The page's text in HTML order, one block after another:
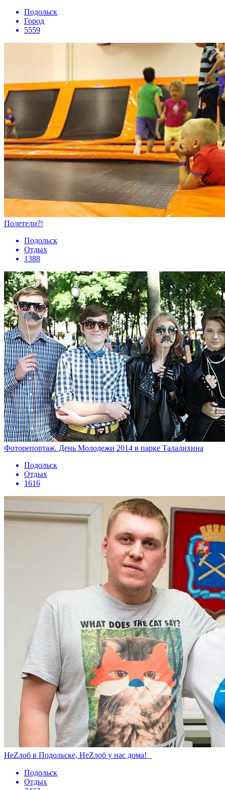
Подольск
Город
5559
Полетели?!
Подольск
Отдых
1388
Фоторепортаж. День Молодежи 2014 в парке Талалихина
Подольск
Отдых
1616
НеZлоб в Подольске, НеZлоб у нас дома!
Подольск
Отдых